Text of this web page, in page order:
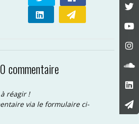
0 commentaire
réagir !
via le formulaire ci-